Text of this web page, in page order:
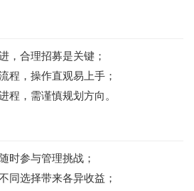
，合理招募是关键；
程，操作直观易上手；
程，需谨慎规划方向。
时参与管理挑战；
同选择带来各异收益；